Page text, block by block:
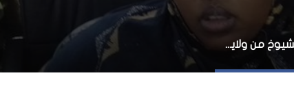
اختيار أعضاء مجلس الشيوخ من ولاية جلمذغ تتواصل في عدادو